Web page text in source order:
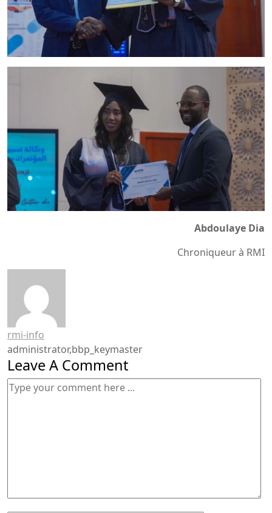
Abdoulaye Dia
Chroniqueur à RMI
rmi-info
administrator,bbp_keymaster
Leave A Comment